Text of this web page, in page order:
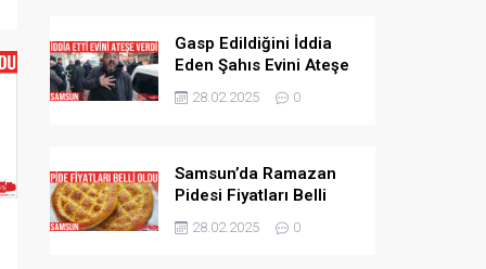
Gasp Edildiğini İddia
Eden Şahıs Evini Ateşe
Verdi
28.02.2025 0
Samsun’da Ramazan
Pidesi Fiyatları Belli
Oldu
28.02.2025 0